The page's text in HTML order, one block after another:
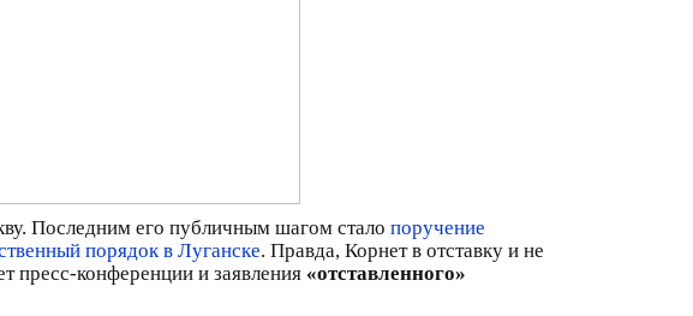
Последним его публичным шагом стало поручение
порядок в Луганске. Правда, Корнет в отставку и не
пресс-конференции и заявления «отставленного»